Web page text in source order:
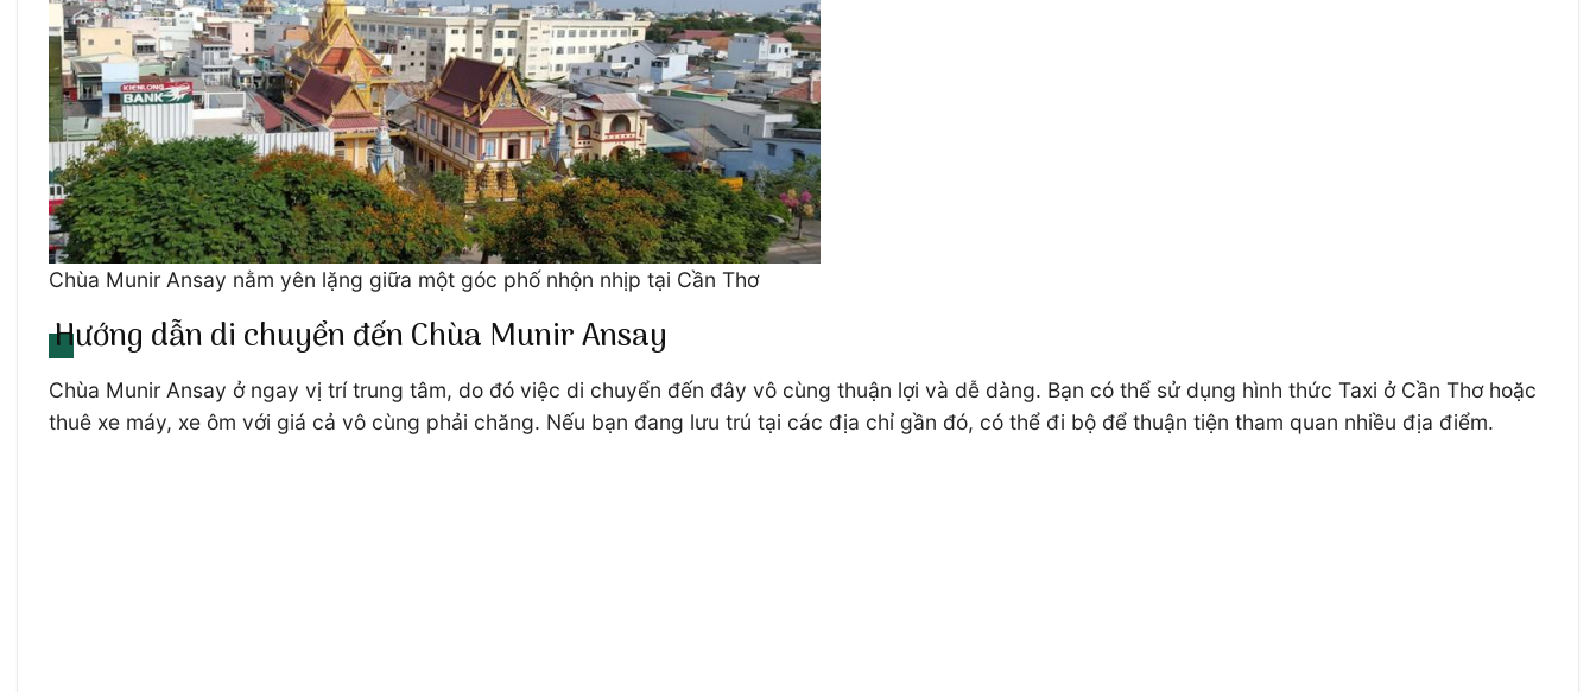
Chùa Munir Ansay nằm yên lặng giữa một góc phố nhộn nhịp tại Cần Thơ
Hướng dẫn di chuyển đến Chùa Munir Ansay
Chùa Munir Ansay ở ngay vị trí trung tâm, do đó việc di chuyển đến đây vô cùng thuận lợi và dễ dàng. Bạn có thể sử dụng hình thức Taxi ở Cần Thơ hoặc
thuê xe máy, xe ôm với giá cả vô cùng phải chăng. Nếu bạn đang lưu trú tại các địa chỉ gần đó, có thể đi bộ để thuận tiện tham quan nhiều địa điểm.